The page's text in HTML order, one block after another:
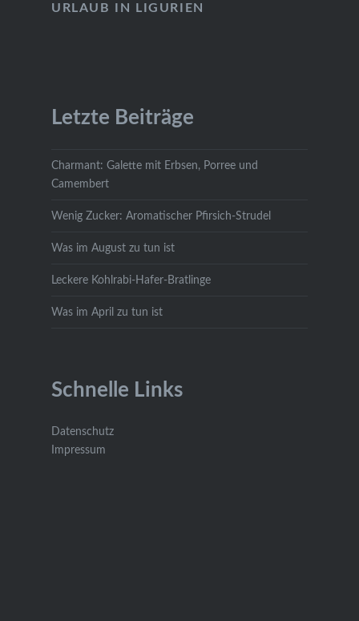
URLAUB IN LIGURIEN
Letzte Beiträge
Charmant: Galette mit Erbsen, Porree und
Camembert
Wenig Zucker: Aromatischer Pfirsich-Strudel
Was im August zu tun ist
Leckere Kohlrabi-Hafer-Bratlinge
Was im April zu tun ist
Schnelle Links
Datenschutz
Impressum